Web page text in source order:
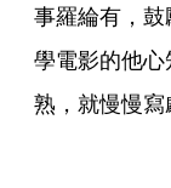
事羅綸有，
學電影的他
熟，就慢慢寫